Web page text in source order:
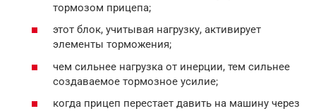
тормозом прицепа;
этот блок, учитывая нагрузку, активирует
элементы торможения;
чем сильнее нагрузка от инерции, тем сильнее
создаваемое тормозное усилие;
когда прицеп перестает давить на машину через